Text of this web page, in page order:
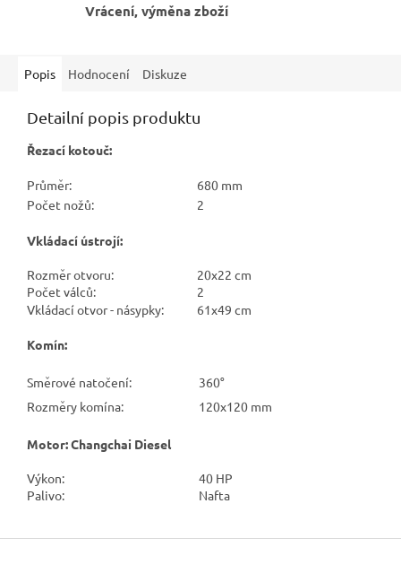
Vrácení, výměna zboží
Popis Hodnocení Diskuze
Detailní popis produktu
Řezací kotouč:
Průměr:
680 mm
Počet nožů:
2
Vkládací ústrojí:
Rozměr otvoru:
20x22 cm
Počet válců:
2
Vkládací otvor - násypky:
61x49 cm
Komín:
Směrové natočení:
360°
Rozměry komína:
120x120 mm
Motor: Changchai Diesel
Výkon:
40 HP
Palivo:
Nafta
Z